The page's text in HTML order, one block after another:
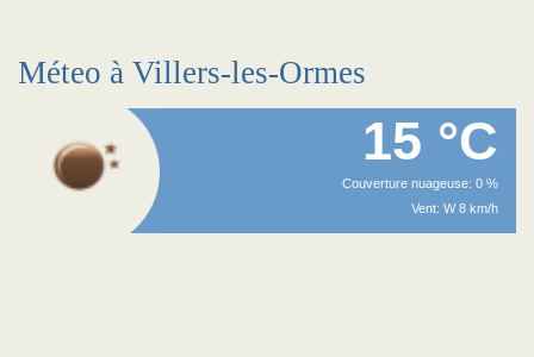
Méteo à Villers-les-Ormes
15 °C
Couverture nuageuse: 0 %
Vent: W 8 km/h